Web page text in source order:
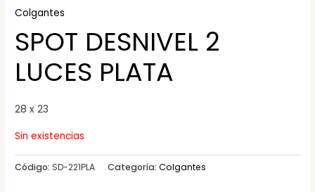
Colgantes
SPOT DESNIVEL 2
LUCES PLATA
28 x 23
Sin existencias
Código:SD-221PLA Categoría:Colgantes